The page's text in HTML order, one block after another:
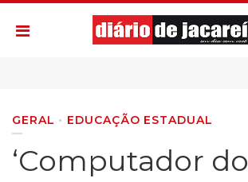
GERAL EDUCAÇÃO ESTADUAL
‘Computador do